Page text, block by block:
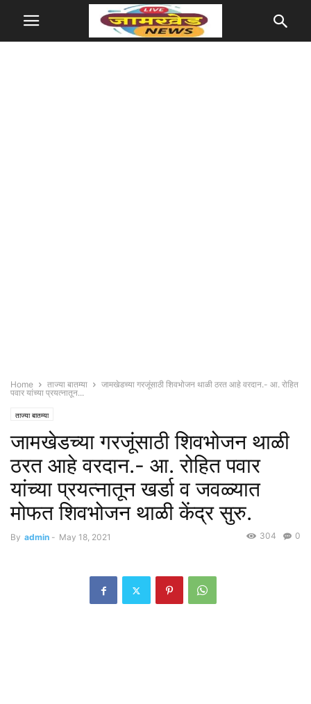
Home ताज्या बातम्या
जामखेडच्या गरजूंसाठी शिवभोजन थाळी ठरत आहे वरदान.- आ. रोहित
पवार यांच्या प्रयत्नातून...
ताज्या बातम्या
जामखेडच्या गरजूंसाठी शिवभोजन थाळी
ठरत आहे वरदान.- आ. रोहित पवार
यांच्या प्रयत्नातून खर्डा व जवळ्यात
मोफत शिवभोजन थाळी केंद्र सुरु.
By admin - May 18, 2021 0
304